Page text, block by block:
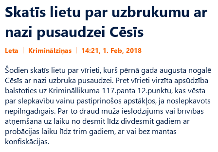
Skatīs lietu par uzbrukumu ar
nazi pusaudzei Cēsīs
Leta Kriminālziņas 14:21, 1. Feb, 2018
Šodien skatīs lietu par vīrieti, kurš pērnā gada augusta nogalē
Cēsīs ar nazi uzbruka pusaudzei. Pret vīrieti virzīta apsūdzība
balstoties uz Krimināllikuma 117.panta 12.punktu, kas vēsta
par slepkavību vainu pastiprinošos apstākļos, ja noslepkavots
nepilngadīgais. Par to draud mūža ieslodzījums vai brīvības
atņemšana uz laiku no desmit līdz divdesmit gadiem ar
probācijas laiku līdz trim gadiem, ar vai bez mantas
konfiskācijas.